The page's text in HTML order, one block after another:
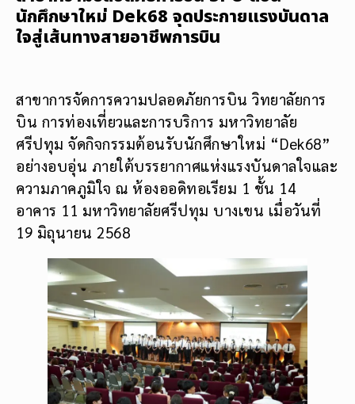
นักศึกษาใหม่ Dek68 จุดประกายแรงบันดาล
ใจสู่เส้นทางสายอาชีพการบิน
สาขาการจัดการความปลอดภัยการบิน วิทยาลัยการ
บิน การท่องเที่ยวและการบริการ มหาวิทยาลัย
ศรีปทุม จัดกิจกรรมต้อนรับนักศึกษาใหม่ “Dek68”
อย่างอบอุ่น ภายใต้บรรยากาศแห่งแรงบันดาลใจและ
ความภาคภูมิใจ ณ ห้องออดิทอเรียม 1 ชั้น 14
อาคาร 11 มหาวิทยาลัยศรีปทุม บางเขน เมื่อวันที่
19 มิถุนายน 2568